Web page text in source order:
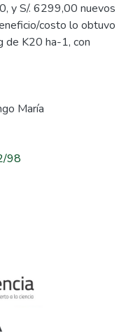
y S/. 6299,00 nuevos
costo lo obtuvo
de K20 ha-1, con
María
98